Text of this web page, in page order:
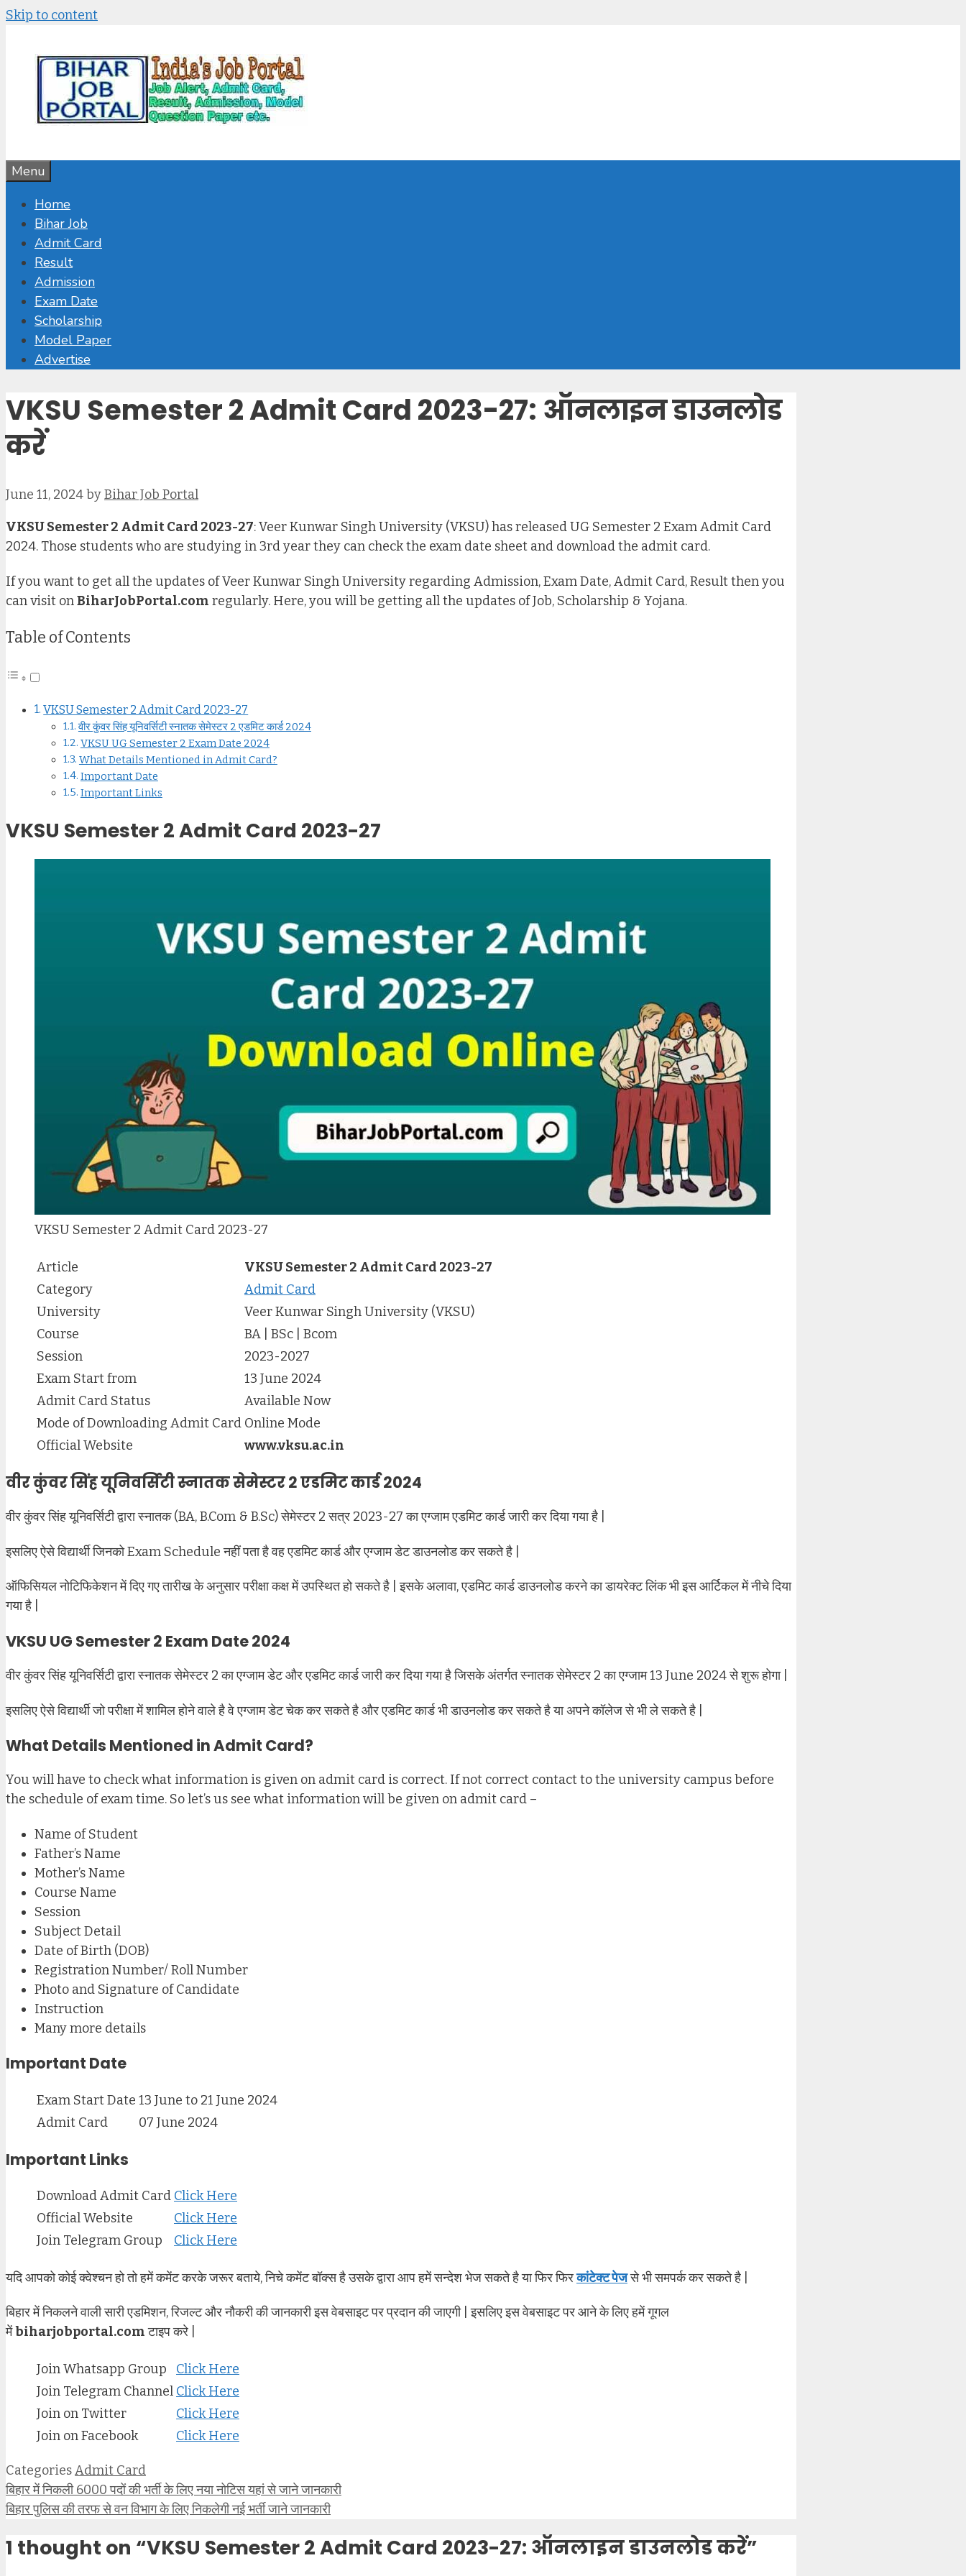
Skip to content
Menu
Home
Bihar Job
Admit Card
Result
Admission
Exam Date
Scholarship
Model Paper
Advertise
VKSU Semester 2 Admit Card 2023-27: ऑनलाइन डाउनलोड
करें
June 11, 2024byBihar Job Portal
VKSU Semester 2 Admit Card 2023-27: Veer Kunwar Singh University (VKSU) has released UG Semester 2 Exam Admit Card
2024. Those students who are studying in 3rd year they can check the exam date sheet and download the admit card.
If you want to get all the updates of Veer Kunwar Singh University regarding Admission, Exam Date, Admit Card, Result then you
can visit onBiharJobPortal.com regularly. Here, you will be getting all the updates of Job, Scholarship & Yojana.
Table of Contents
VKSU Semester 2 Admit Card 2023-27
वीर कुंवर सिंह यूनिवर्सिटी स्नातक सेमेस्टर 2 एडमिट कार्ड 2024
VKSU UG Semester 2 Exam Date 2024
What Details Mentioned in Admit Card?
Important Date
Important Links
VKSU Semester 2 Admit Card 2023-27
VKSU Semester 2 Admit Card 2023-27
Article
VKSU Semester 2 Admit Card 2023-27
Category
Admit Card
University
Veer Kunwar Singh University (VKSU)
Course
BA | BSc | Bcom
Session
2023-2027
Exam Start from
13 June 2024
Admit Card Status
Available Now
Mode of Downloading Admit Card Online Mode
Official Website
www.vksu.ac.in
वीर कुंवर सिंह यूनिवर्सिटी स्नातक सेमेस्टर 2 एडमिट कार्ड 2024
वीर कुंवर सिंह यूनिवर्सिटी द्वारा स्नातक (BA, B.Com & B.Sc) सेमेस्टर 2 सत्र 2023-27 का एग्जाम एडमिट कार्ड जारी कर दिया गया है |
इसलिए ऐसे विद्यार्थी जिनको Exam Schedule नहीं पता है वह एडमिट कार्ड और एग्जाम डेट डाउनलोड कर सकते है |
ऑफिसियल नोटिफिकेशन में दिए गए तारीख के अनुसार परीक्षा कक्ष में उपस्थित हो सकते है | इसके अलावा, एडमिट कार्ड डाउनलोड करने का डायरेक्ट लिंक भी इस आर्टिकल में नीचे दिया
गया है |
VKSU UG Semester 2 Exam Date 2024
वीर कुंवर सिंह यूनिवर्सिटी द्वारा स्नातक सेमेस्टर 2 का एग्जाम डेट और एडमिट कार्ड जारी कर दिया गया है जिसके अंतर्गत स्नातक सेमेस्टर 2 का एग्जाम 13 June 2024 से शुरू होगा |
इसलिए ऐसे विद्यार्थी जो परीक्षा में शामिल होने वाले है वे एग्जाम डेट चेक कर सकते है और एडमिट कार्ड भी डाउनलोड कर सकते है या अपने कॉलेज से भी ले सकते है |
What Details Mentioned in Admit Card?
You will have to check what information is given on admit card is correct. If not correct contact to the university campus before
the schedule of exam time. So let’s us see what information will be given on admit card –
Name of Student
Father’s Name
Mother’s Name
Course Name
Session
Subject Detail
Date of Birth (DOB)
Registration Number/ Roll Number
Photo and Signature of Candidate
Instruction
Many more details
Important Date
Exam Start Date 13 June to 21 June 2024
Admit Card
07 June 2024
Important Links
Download Admit Card Click Here
Official Website
Click Here
Join Telegram Group
Click Here
यदि आपको कोई क्वेश्चन हो तो हमें कमेंट करके जरूर बताये, निचे कमेंट बॉक्स है उसके द्वारा आप हमें सन्देश भेज सकते है या फिर फिरकांटेक्ट पेजसे भी समपर्क कर सकते है |
बिहार में निकलने वाली सारी एडमिशन, रिजल्ट और नौकरी की जानकारी इस वेबसाइट पर प्रदान की जाएगी | इसलिए इस वेबसाइट पर आने के लिए हमें गूगल
मेंbiharjobportal.comटाइप करे |
Join Whatsapp Group
Click Here
Join Telegram Channel Click Here
Join on Twitter
Click Here
Join on Facebook
Click Here
CategoriesAdmit Card
बिहार में निकली 6000 पदों की भर्ती के लिए नया नोटिस यहां से जाने जानकारी
बिहार पुलिस की तरफ से वन विभाग के लिए निकलेगी नई भर्ती जाने जानकारी
1 thought on “VKSU Semester 2 Admit Card 2023-27: ऑनलाइन डाउनलोड करें”